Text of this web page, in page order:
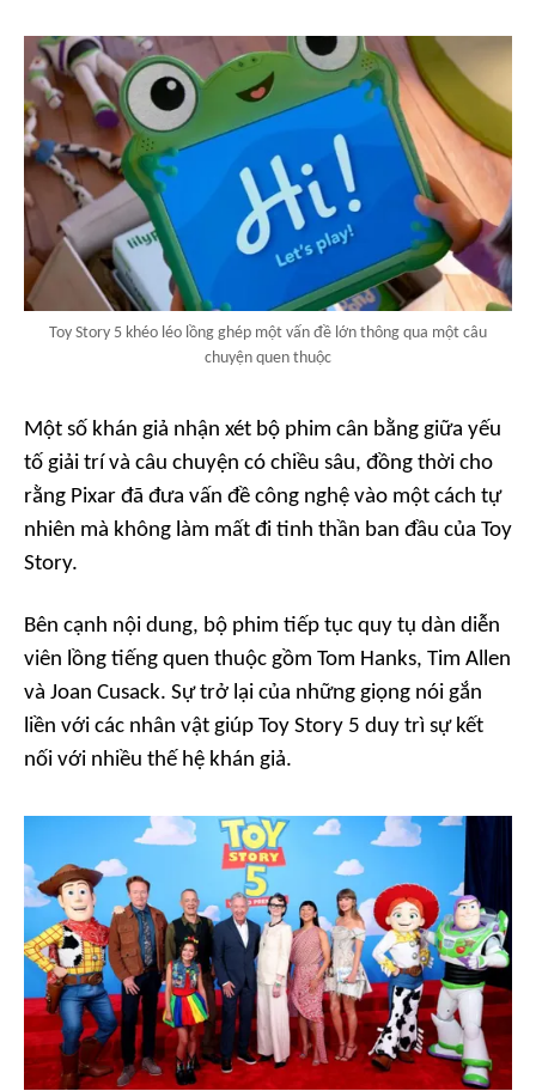
Toy Story 5 khéo léo lồng ghép một vấn đề lớn thông qua một câu
chuyện quen thuộc
Một số khán giả nhận xét bộ phim cân bằng giữa yếu
tố giải trí và câu chuyện có chiều sâu, đồng thời cho
rằng Pixar đã đưa vấn đề công nghệ vào một cách tự
nhiên mà không làm mất đi tinh thần ban đầu của Toy
Story.
Bên cạnh nội dung, bộ phim tiếp tục quy tụ dàn diễn
viên lồng tiếng quen thuộc gồm Tom Hanks, Tim Allen
và Joan Cusack. Sự trở lại của những giọng nói gắn
liền với các nhân vật giúp Toy Story 5 duy trì sự kết
nối với nhiều thế hệ khán giả.